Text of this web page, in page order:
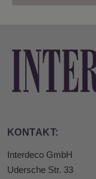
KONTAKT:
Interdeco GmbH
Udersche Str. 33